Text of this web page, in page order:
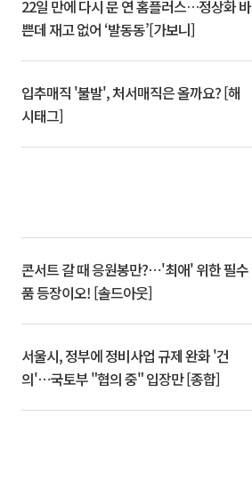
22일 만에 다시 문 연 홈플러스…정상화 바
쁜데 재고 없어 ‘발동동’[가보니]
입추매직 '불발', 처서매직은 올까요? [해
시태그]
콘서트 갈 때 응원봉만?⋯'최애' 위한 필수
품 등장이오! [솔드아웃]
서울시, 정부에 정비사업 규제 완화 '건
의'⋯국토부 "협의 중" 입장만 [종합]